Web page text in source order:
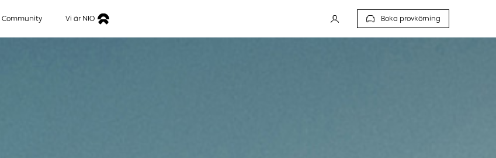
Community Vi är NIO Boka provkörning